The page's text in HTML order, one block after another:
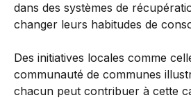
dans des systèmes de
changer leurs habitudes de
Des initiatives locales comme
communauté de communes
chacun peut contribuer à cette